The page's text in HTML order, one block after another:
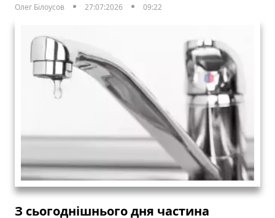
Олег Білоусов
27:07:2026 09:22
З сьогоднішнього дня частина